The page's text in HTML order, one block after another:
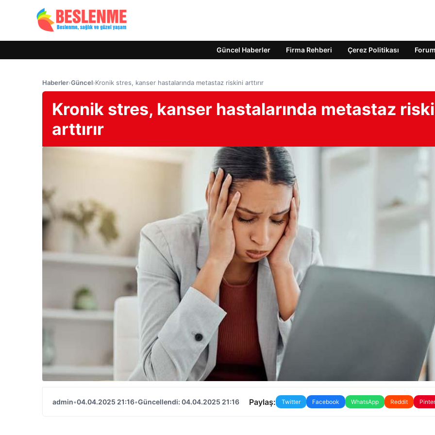
Güncel Haberler Firma Rehberi Çerez Politikası Forum
Haberler›Güncel›Kronik stres, kanser hastalarında metastaz riskini arttırır
Kronik stres, kanser hastalarında metastaz
arttırır
admin•04.04.2025 21:16•Güncellendi: 04.04.2025 21:16 Paylaş: Twitter Facebook WhatsApp Reddit